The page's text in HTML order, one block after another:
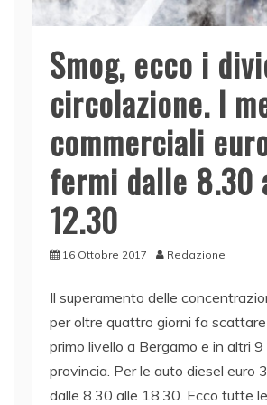
Smog, ecco i
circolazione. I
commerciali
fermi dalle 8.30
12.30
16 Ottobre 2017 Redazione
Il superamento delle
per oltre quattro giorni fa scattare
primo livello a Bergamo e in altri 9
provincia. Per le auto diesel euro
dalle 8.30 alle 18.30. Ecco tutte